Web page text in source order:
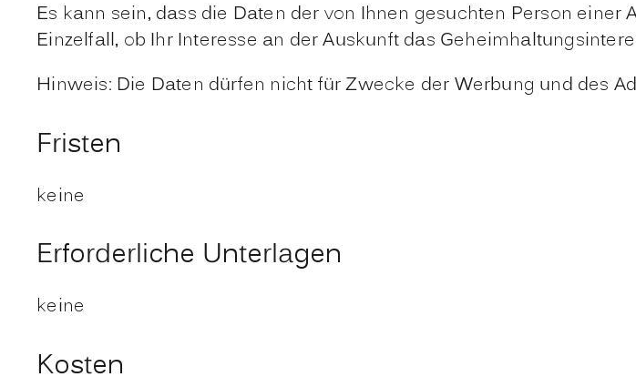
Es kann sein, dass die Daten der von Ihnen gesuchten Person
Einzelfall, ob Ihr Interesse an der Auskunft das
Hinweis: Die Daten dürfen nicht für Zwecke der Werbung und des
Fristen
keine
Erforderliche Unterlagen
keine
Kosten